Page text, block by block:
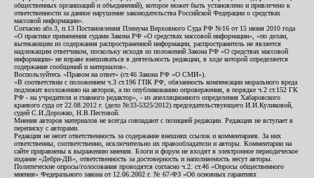
общественных организаций и объединений), которое может быть установлено и привлечено к
ответственности за данное нарушение законодательства Российской Федерации о средствах
массовой информации».
Согласно абз.3, п.13 Постановления Пленума Верховного Суда РФ №16 от 15 июня 2010 года
«О практике применения судами Закона РФ «О средствах массовой информации», «по делам,
вытекающим из содержания распространенной информации, распространитель не является
надлежащим ответчиком, поскольку исходя из положений Закона РФ «О средствах массовой
информации» не вправе вмешиваться в деятельность редакции, в ходе которой определяется
содержание сообщений и материалов».
Воспользуйтесь «Правом на ответ» (ст.46 Закона РФ «О СМИ»).
«В соответствии с положением ч.3 ст.196 ГПК РФ, обязанность компенсации морального вреда
подлежит возложению на авторов, а по опубликованию опровержения, в порядке ч.2 ст.152 ГК
РФ - на учредителя и главного редактор», - из апелляционного определения Хабаровского
краевого суда от 22.08.2012 г. (дело №33-5325/2012) председательствующего И.И.Куликовой,
судей С.И.Дорожко, Н.В.Пестовой.
Мнения авторов материалов не всегда совпадают с позицией редакции. Редакция не вступает в
переписку с авторами.
Редакция не несет ответственность за содержание внешних ссылок и комментариев. За них
ответственны, соответственно, исключительно их правообладатели и авторы. Комментарии на
сайте приравнены к выражению мнения. Блоги и форум не входят в электронное периодическое
издание «Дебри-ДВ», ответственность за достоверность и наполняемость несут авторы.
Политические опросы/голосования проводятся согласно ч.2. ст.46 «Опросы общественного
мнения» Федерального закона от 12.06.2002 г. № 67-ФЗ «Об основных гарантиях